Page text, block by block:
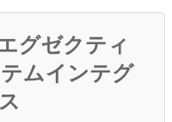
グゼクティ
ムインテグ